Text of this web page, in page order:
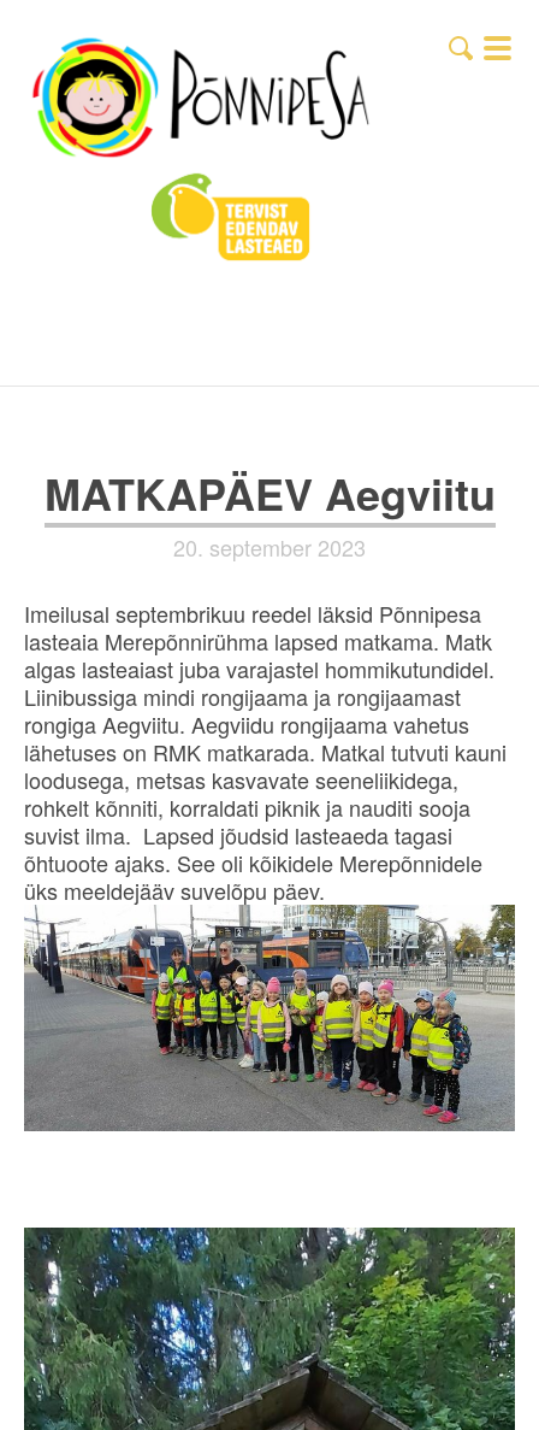
MATKAPÄEV Aegviitu
20. september 2023
Imeilusal septembrikuu reedel läksid Põnnipesa
lasteaia Merepõnnirühma lapsed matkama. Matk
algas lasteaiast juba varajastel hommikutundidel.
Liinibussiga mindi rongijaama ja rongijaamast
rongiga Aegviitu. Aegviidu rongijaama vahetus
lähetuses on RMK matkarada. Matkal tutvuti kauni
loodusega, metsas kasvavate seeneliikidega,
rohkelt kõnniti, korraldati piknik ja nauditi sooja
suvist ilma. Lapsed jõudsid lasteaeda tagasi
õhtuoote ajaks. See oli kõikidele Merepõnnidele
üks meeldejääv suvelõpu päev.